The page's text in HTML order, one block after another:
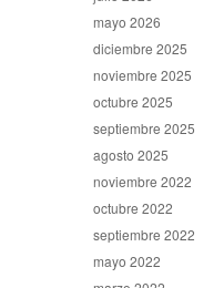
mayo 2026
diciembre 2025
noviembre 2025
octubre 2025
septiembre 2025
agosto 2025
noviembre 2022
octubre 2022
septiembre 2022
mayo 2022